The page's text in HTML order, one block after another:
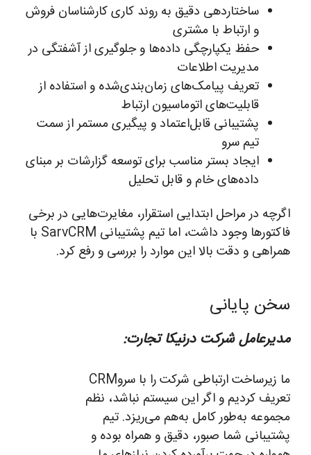
ساختاردهی دقیق به روند کاری کارشناسان فروش
و ارتباط با مشتری
حفظ یکپارچگی داده‌ها و جلوگیری از آشفتگی در
مدیریت اطلاعات
تعریف پیامک‌های زمان‌بندی‌شده و استفاده از
قابلیت‌های اتوماسیون ارتباط
پشتیبانی قابل‌اعتماد و پیگیری مستمر از سمت
تیم سرو
ایجاد بستر مناسب برای توسعه گزارشات بر مبنای
داده‌های خام و قابل تحلیل
اگرچه در مراحل ابتدایی استقرار، مغایرت‌هایی در برخی
فاکتورها وجود داشت، اما تیم پشتیبانی SarvCRM با
همراهی و دقت بالا این موارد را بررسی و رفع کرد.
سخن پایانی
مدیرعامل شرکت درنیکا تجارت:
ما زیرساخت ارتباطی شرکت را با سروCRM
تعریف کردیم و اگر این سیستم نباشد، نظم
مجموعه به‌طور کامل به‌هم می‌ریزد. تیم
پشتیبانی شما صبور، دقیق و همراه بوده و